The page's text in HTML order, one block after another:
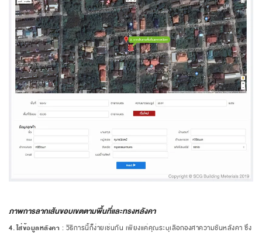
ภาพการลากเส้นขอบเขตตามพื้นที่และทรงหลังคา
4.ใส่ข้อมูลหลังคา : วิธีการนี้ก็ง่ายเช่นกัน เพียงแค่คุณระบุเลือกองศาความชันหลังคา ซึ่ง